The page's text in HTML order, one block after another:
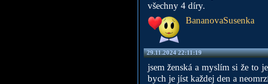
všechny 4 díry.
BananovaSusenka
29.11.2024 22:11:19
jsem ženská a myslím si že to
bych je jíst každej den a